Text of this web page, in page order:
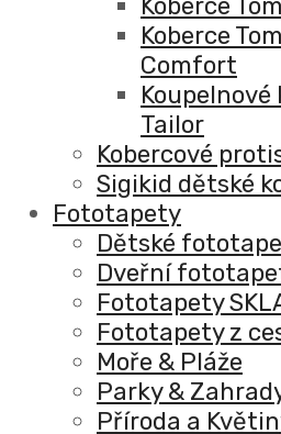
Koberce
Koberce
Comfort
Koupelnové
Tailor
Kobercové
Sigikid dětské
Fototapety
Dětské
Dveřní
Fototapety
Fototapety z
Moře & Pláže
Parky &
Příroda a